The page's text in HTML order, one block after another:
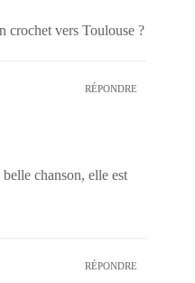
crochet vers Toulouse ?
RÉPONDRE
chanson, elle est
RÉPONDRE